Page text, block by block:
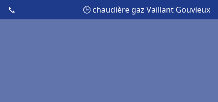
📞 🕒 chaudière gaz Vaillant Gouvieux